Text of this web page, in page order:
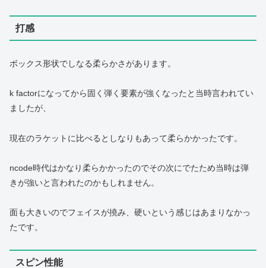
打感
ボックス形状でしなる柔らかさがあります。
k factorになってから固く弾く要素が強くなったと当時言われてい
ましたが、
現在のラケットに比べるとしなりもあって柔らかかったです。
ncode時代はかなり柔らかかったのでその次にでたため当時は弾
きが強いと言われたのかもしれません。
面も大きいのでフェイスが撓み、硬いという感じはあまりなかっ
たです。
スピン性能